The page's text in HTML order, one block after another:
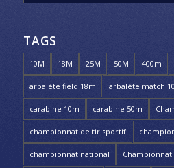
TAGS
10M 18M 25M 50M 400m
arbalète field 18m arbalète match
carabine 10m carabine 50m
championnat de tir sportif
championnat national